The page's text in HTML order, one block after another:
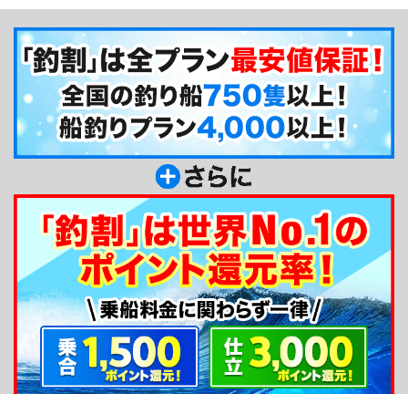
四季折々様々な釣りをお楽しみいただけます。近年
はジギングにもチカラを入れています。大型船とは
いえ、旬の釣り物は週末の満席率が高いのでお早め
にご予約ください！
釣り船からのメッセージ
安心・安全釣行を第一にしています。初心者の方
をはじめ女性やお子様も楽しんでいただけるようス
タッフ一同サポートさせていただきます。各種釣大
会やグループでの貸切も大歓迎です。どうぞお気軽
にご利用ください。